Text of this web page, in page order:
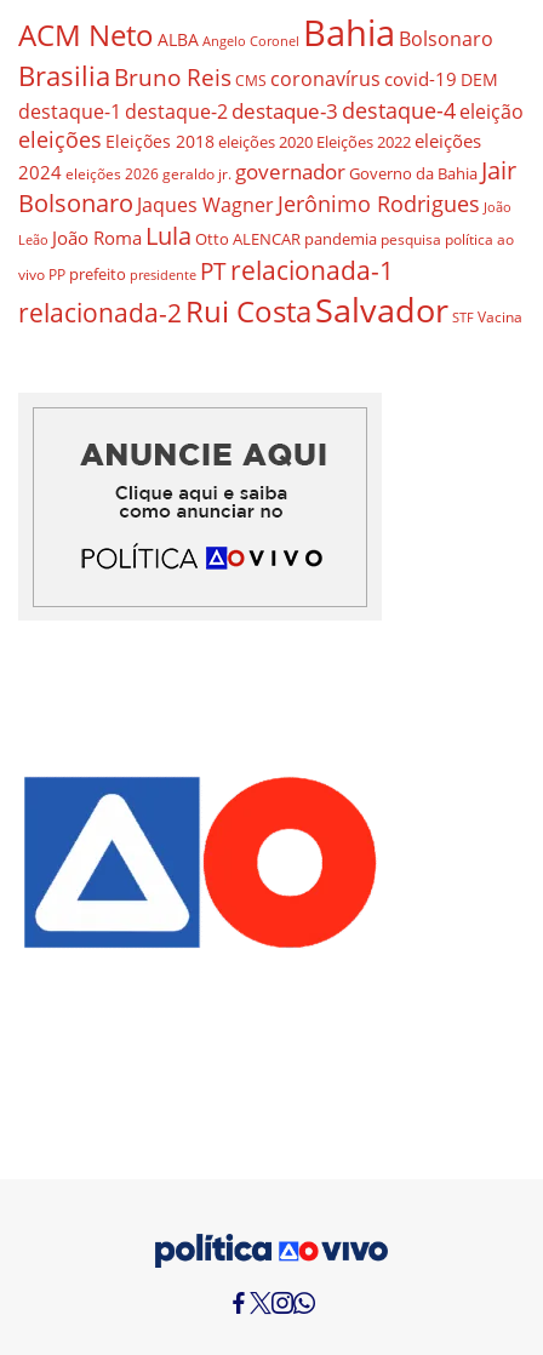
ACM Neto ALBA Angelo Coronel Bahia Bolsonaro
BrasiliaBruno ReisCMS coronavírus covid-19 DEM
destaque-1 destaque-2destaque-3 destaque-4eleição
eleições Eleições 2018eleições 2020 Eleições 2022eleições
2024 eleições 2026 geraldo jr. governadorGoverno da Bahia Jair
Bolsonaro Jaques WagnerJerônimo Rodrigues João
Leão João Roma Lula Otto ALENCAR pandemia pesquisa política ao
vivo PP prefeito presidente PTrelacionada-1
relacionada-2 Rui CostaSalvador STF Vacina